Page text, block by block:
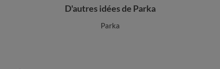
D'autres idées de Parka
Parka